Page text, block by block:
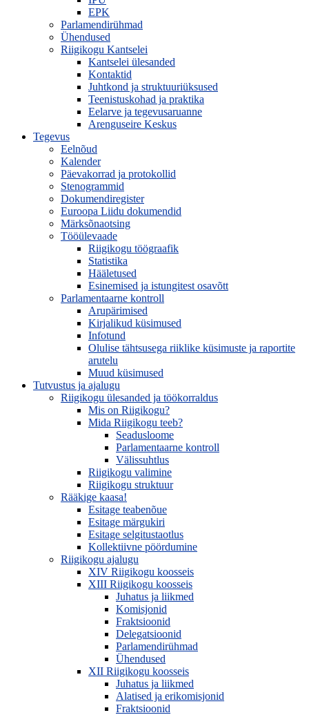
EPK
Parlamendirühmad
Ühendused
Riigikogu Kantselei
Kantselei ülesanded
Kontaktid
Juhtkond ja struktuuriüksused
Teenistuskohad ja praktika
Eelarve ja tegevusaruanne
Arenguseire Keskus
Tegevus
Eelnõud
Kalender
Päevakorrad ja protokollid
Stenogrammid
Dokumendiregister
Euroopa Liidu dokumendid
Märksõnaotsing
Tööülevaade
Riigikogu töögraafik
Statistika
Hääletused
Esinemised ja istungitest osavõtt
Parlamentaarne kontroll
Arupärimised
Kirjalikud küsimused
Infotund
Olulise tähtsusega riiklike küsimuste ja raportite
arutelu
Muud küsimused
Tutvustus ja ajalugu
Riigikogu ülesanded ja töökorraldus
Mis on Riigikogu?
Mida Riigikogu teeb?
Seadusloome
Parlamentaarne kontroll
Välissuhtlus
Riigikogu valimine
Riigikogu struktuur
Rääkige kaasa!
Esitage teabenõue
Esitage märgukiri
Esitage selgitustaotlus
Kollektiivne pöördumine
Riigikogu ajalugu
XIV Riigikogu koosseis
XIII Riigikogu koosseis
Juhatus ja liikmed
Komisjonid
Fraktsioonid
Delegatsioonid
Parlamendirühmad
Ühendused
XII Riigikogu koosseis
Juhatus ja liikmed
Alatised ja erikomisjonid
Fraktsioonid